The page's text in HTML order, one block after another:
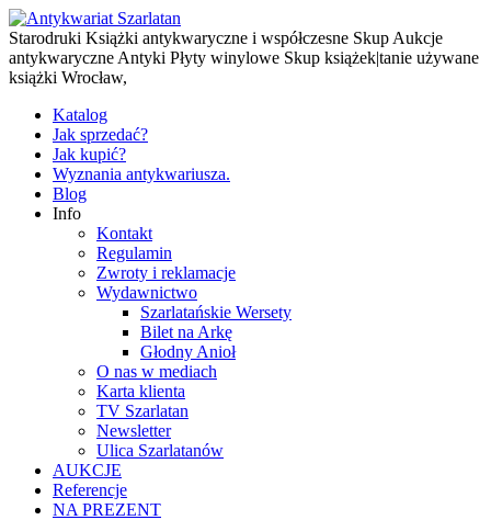
Starodruki Książki antykwaryczne i współczesne Skup Aukcje
antykwaryczne Antyki Płyty winylowe Skup książek|tanie używane
książki Wrocław,
Katalog
Jak sprzedać?
Jak kupić?
Wyznania antykwariusza.
Blog
Info
Kontakt
Regulamin
Zwroty i reklamacje
Wydawnictwo
Szarlatańskie Wersety
Bilet na Arkę
Głodny Anioł
O nas w mediach
Karta klienta
TV Szarlatan
Newsletter
Ulica Szarlatanów
AUKCJE
Referencje
NA PREZENT